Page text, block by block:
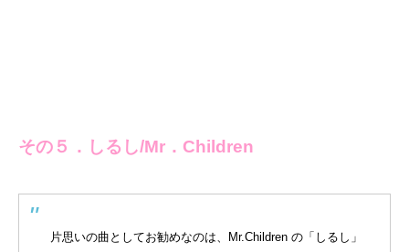
その５．しるし/Mr．Children
片思いの曲としてお勧めなのは、Mr.Children の「しるし」